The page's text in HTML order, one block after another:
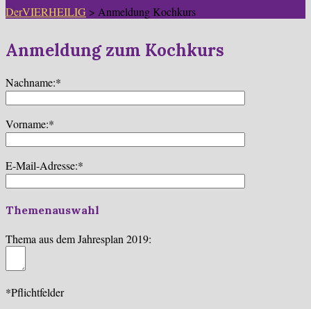
DerVIERHEILIG > Anmeldung Kochkurs
Anmeldung zum Kochkurs
Nachname:*
Vorname:*
E-Mail-Adresse:*
Themenauswahl
Thema aus dem Jahresplan 2019:
*Pflichtfelder